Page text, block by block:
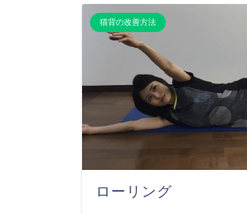
猫背の改善方法
ローリング